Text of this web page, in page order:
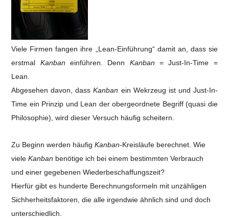
Viele Firmen fangen ihre „Lean-Einführung“ damit an, dass sie
erstmal Kanban einführen. Denn Kanban = Just-In-Time =
Lean.
Abgesehen davon, dassKanban ein Wekrzeug ist und Just-In-
Time ein Prinzip und Lean der obergeordnete Begriff (quasi die
Philosophie), wird dieser Versuch häufig scheitern.
Zu Beginn werden häufigKanban-Kreisläufe berechnet. Wie
vieleKanban benötige ich bei einem bestimmten Verbrauch
und einer gegebenen Wiederbeschaffungszeit?
Hierfür gibt es hunderte Berechnungsformeln mit unzähligen
Sichherheitsfaktoren, die alle irgendwie ähnlich sind und doch
unterschiedlich.